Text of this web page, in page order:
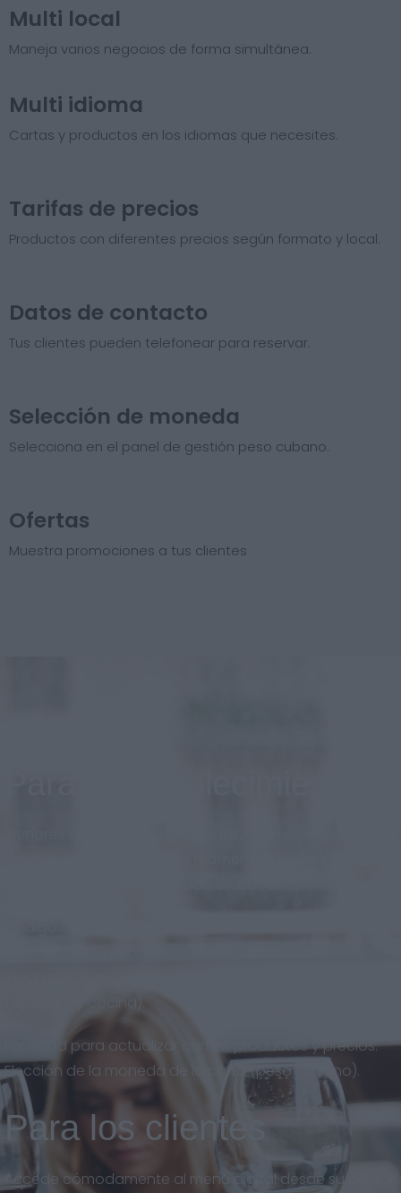
Multi local
Maneja varios negocios de forma simultánea.
Multi idioma
Cartas y productos en los idiomas que necesites.
Tarifas de precios​
Productos con diferentes precios según formato y local.
Datos de contacto
Tus clientes pueden telefonear para reservar.
Selección de moneda
Selecciona en el panel de gestión peso cubano.
Ofertas
Muestra promociones a tus clientes
(apertura y cocina).
Facilidad para actualizar cartas, productos y precios.
Elección de la moneda de la carta (peso cubano).
Para los clientes
Accede cómodamente al menú digital desde su celular